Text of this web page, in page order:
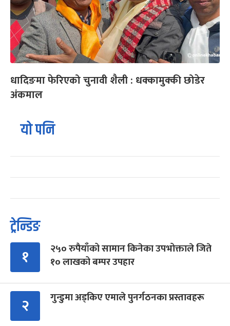
धादिङमा फेरिएको चुनावी शैली : धक्कामुक्की छोडेर
अंकमाल
यो पनि
ट्रेन्डिङ
१
२५० रुपैयाँको सामान किनेका उपभोक्ताले जिते
१० लाखको बम्पर उपहार
२ गुन्डुमा अड्किए एमाले पुनर्गठनका प्रस्तावहरू